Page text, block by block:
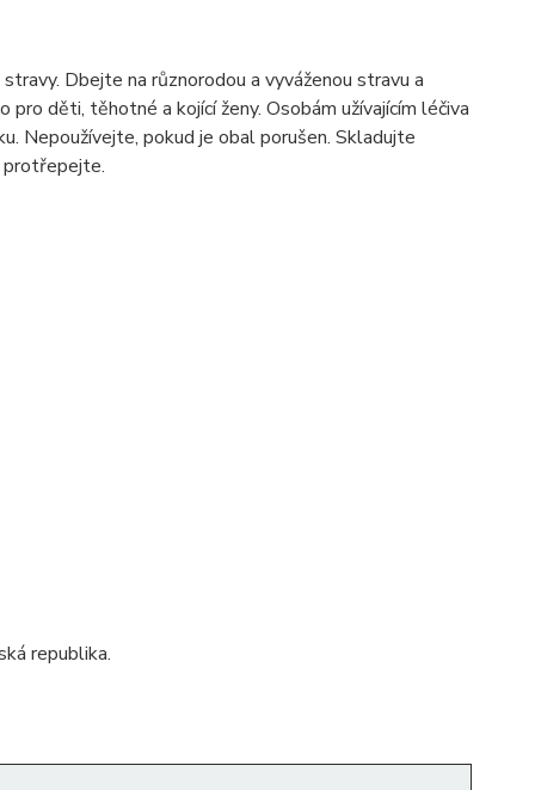
Dbejte na různorodou a vyváženou stravu a
děti, těhotné a kojící ženy. Osobám užívajícím léčiva
Nepoužívejte, pokud je obal porušen. Skladujte
protřepejte.
republika.